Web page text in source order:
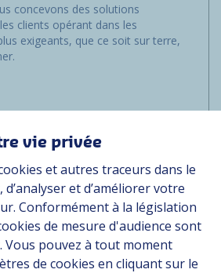
concevons des solutions
clients opérant dans les
exigeants, que ce soit sur terre,
vie privée
et autres traceurs dans le
et d’améliorer votre
Conformément à la législation
de mesure d'audience sont
Vous pouvez à tout moment
de cookies en cliquant sur le